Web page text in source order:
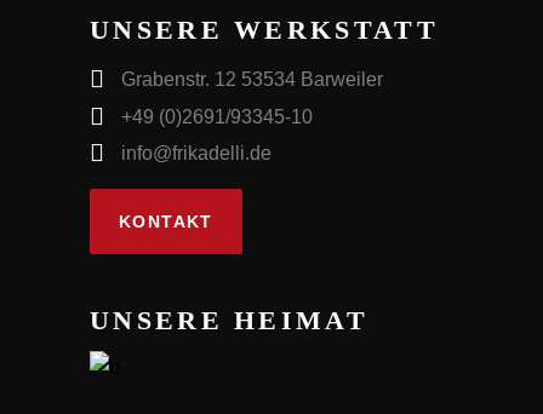
UNSERE WERKSTATT
Grabenstr. 12 53534 Barweiler
+49 (0)2691/93345-10
info@frikadelli.de
KONTAKT
UNSERE HEIMAT